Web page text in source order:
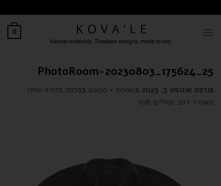
0
PhotoRoom-20230803_175624_25
פורסם אוגוסט 3, 2023 ב2000 × 2000 בפלמה פדורה שחור
מאוורר רחב שוליים 106